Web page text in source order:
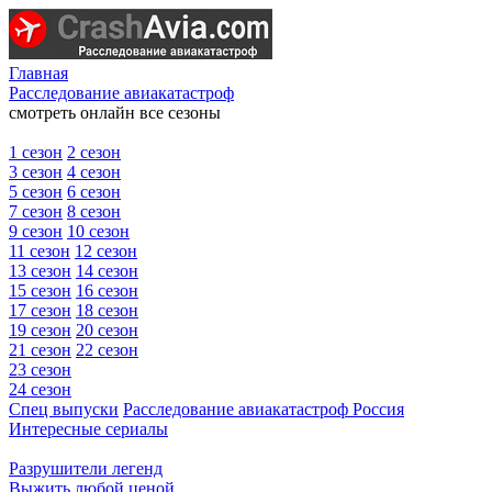
Главная
Расследование авиакатастроф
смотреть онлайн все сезоны
1 сезон 2 сезон
3 сезон 4 сезон
5 сезон 6 сезон
7 сезон 8 сезон
9 сезон 10 сезон
11 сезон 12 сезон
13 сезон 14 сезон
15 сезон 16 сезон
17 сезон 18 сезон
19 сезон 20 сезон
21 сезон 22 сезон
23 сезон
24 сезон
Спец выпуски Расследование авиакатастроф Россия
Интересные сериалы
Разрушители легенд
Выжить любой ценой